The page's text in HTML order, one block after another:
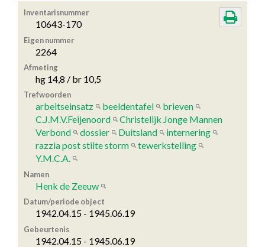
Inventarisnummer
10643-170
Eigen nummer
2264
Afmeting
hg 14,8 / br 10,5
Trefwoorden
arbeitseinsatz beeldentafel
brieven
C.J.M.V.Feijenoord
Christelijk Jonge Mannen
Verbond
dossier Duitsland
internering
razzia post stilte storm
tewerkstelling
Y.M.C.A.
Namen
Henk de Zeeuw
Datum/periode object
1942.04.15 - 1945.06.19
Gebeurtenis
1942.04.15 - 1945.06.19